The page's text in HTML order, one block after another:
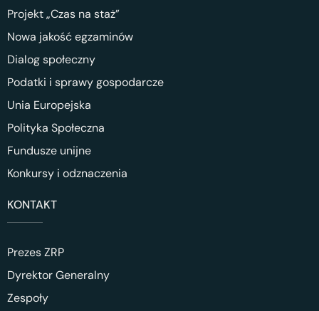
Projekt „Czas na staż”
Nowa jakość egzaminów
Dialog społeczny
Podatki i sprawy gospodarcze
Unia Europejska
Polityka Społeczna
Fundusze unijne
Konkursy i odznaczenia
KONTAKT
Prezes ZRP
Dyrektor Generalny
Zespoły